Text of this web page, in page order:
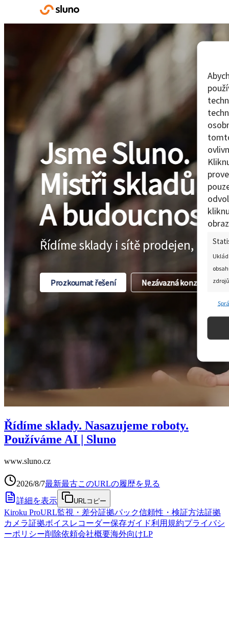
Řídíme sklady. Nasazujeme roboty.
Používáme AI | Sluno
www.sluno.cz
2026/8/7最新最古このURLの履歴を見る
詳細を表示
URLコピー
Kiroku ProURL監視・差分証拠パック信頼性・検証方法証拠
カメラ証拠ボイスレコーダー保存ガイド利用規約プライバシ
ーポリシー削除依頼会社概要海外向けLP